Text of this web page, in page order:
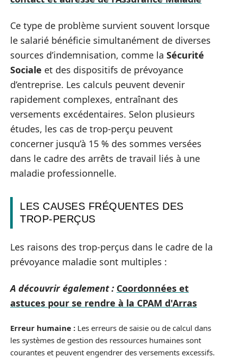
Ce type de problème survient souvent lorsque
le salarié bénéficie simultanément de diverses
sources d’indemnisation, comme la Sécurité
Sociale et des dispositifs de prévoyance
d’entreprise. Les calculs peuvent devenir
rapidement complexes, entraînant des
versements excédentaires. Selon plusieurs
études, les cas de trop-perçu peuvent
concerner jusqu’à 15 % des sommes versées
dans le cadre des arrêts de travail liés à une
maladie professionnelle.
LES CAUSES FRÉQUENTES DES
TROP-PERÇUS
Les raisons des trop-perçus dans le cadre de la
prévoyance maladie sont multiples :
A découvrir également : Coordonnées et
astuces pour se rendre à la CPAM d'Arras
Erreur humaine : Les erreurs de saisie ou de calcul dans
les systèmes de gestion des ressources humaines sont
courantes et peuvent engendrer des versements excessifs.